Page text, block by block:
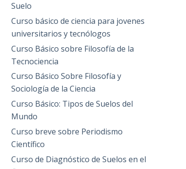
Suelo
Curso básico de ciencia para jovenes
universitarios y tecnólogos
Curso Básico sobre Filosofía de la
Tecnociencia
Curso Básico Sobre Filosofía y
Sociología de la Ciencia
Curso Básico: Tipos de Suelos del
Mundo
Curso breve sobre Periodismo
Científico
Curso de Diagnóstico de Suelos en el